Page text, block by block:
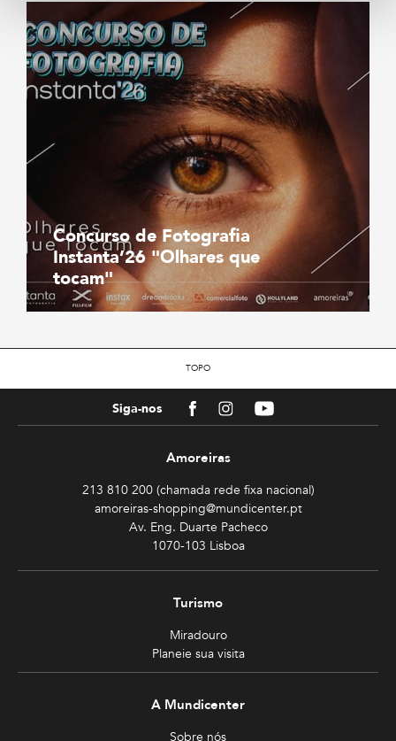
Concurso de Fotografia
Instanta’26 "Olhares que
tocam"
TOPO
Siga-nos FacebookInstagramYoutube
Amoreiras
213 810 200 (chamada rede fixa nacional)
amoreiras-shopping@mundicenter.pt
Av. Eng. Duarte Pacheco
1070-103 Lisboa
Turismo
Miradouro
Planeie sua visita
A Mundicenter
Sobre nós